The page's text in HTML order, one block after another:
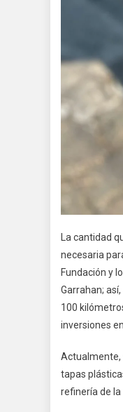
La cantidad
necesaria
Fundación y
Garrahan;
100
inversiones
Actualmente,
tapas
refinería de la